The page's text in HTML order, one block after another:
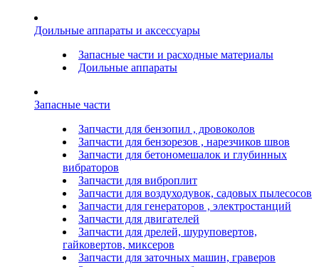
Доильные аппараты и аксессуары
Запасные части и расходные материалы
Доильные аппараты
Запасные части
Запчасти для бензопил , дровоколов
Запчасти для бензорезов , нарезчиков швов
Запчасти для бетономешалок и глубинных
вибраторов
Запчасти для виброплит
Запчасти для воздуходувок, садовых пылесосов
Запчасти для генераторов , электростанций
Запчасти для двигателей
Запчасти для дрелей, шуруповертов,
гайковертов, миксеров
Запчасти для заточных машин, граверов